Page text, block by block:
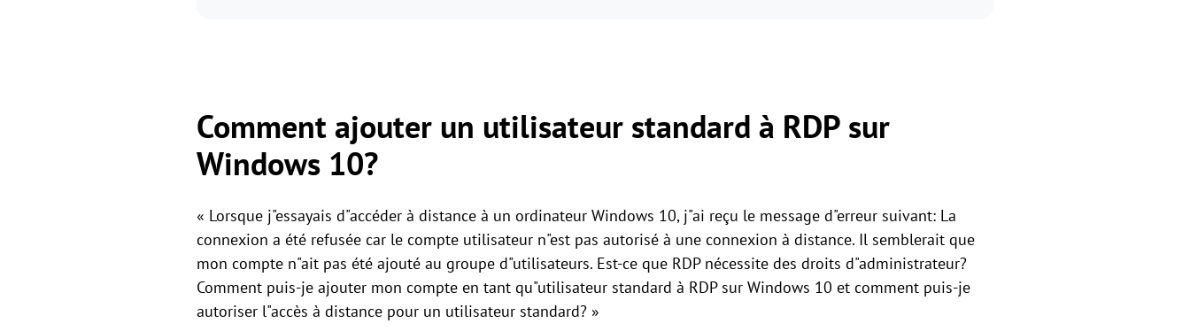
Comment ajouter un utilisateur standard à RDP sur
Windows 10?
« Lorsque j"essayais d"accéder à distance à un ordinateur Windows 10, j"ai reçu le message d"erreur suivant: La
connexion a été refusée car le compte utilisateur n"est pas autorisé à une connexion à distance. Il semblerait que
mon compte n"ait pas été ajouté au groupe d"utilisateurs. Est-ce que RDP nécessite des droits d"administrateur?
Comment puis-je ajouter mon compte en tant qu"utilisateur standard à RDP sur Windows 10 et comment puis-je
autoriser l"accès à distance pour un utilisateur standard? »